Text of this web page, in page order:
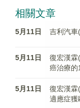
相關文章
5月11日 吉利汽車
5月11日
復宏漢
癌治療的
5月11日
復宏漢
適應症獲